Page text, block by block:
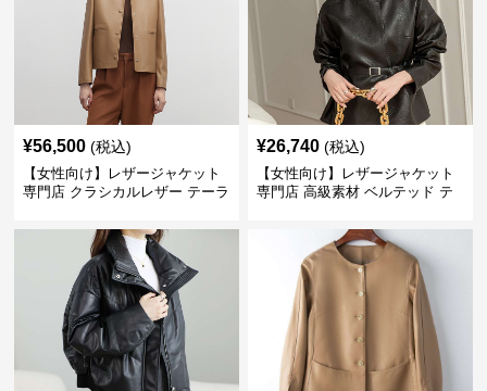
¥56,500 (税込)
【女性向け】レザージャケット
専門店 クラシカルレザー テーラ
¥26,740 (税込)
【女性向け】レザージャケット
専門店 高級素材 ベルテッド テ